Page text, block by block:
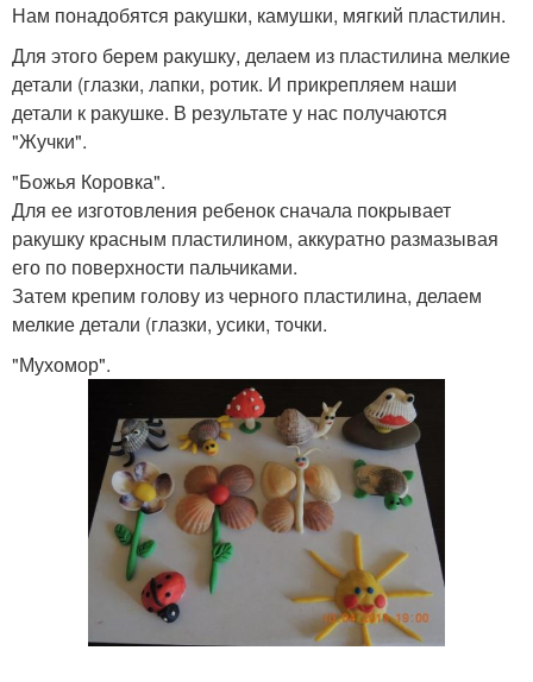
Нам понадобятся ракушки, камушки, мягкий пластилин.
Для этого берем ракушку, делаем из пластилина мелкие
детали (глазки, лапки, ротик. И прикрепляем наши
детали к ракушке. В результате у нас получаются
"Жучки".
"Божья Коровка".
Для ее изготовления ребенок сначала покрывает
ракушку красным пластилином, аккуратно размазывая
его по поверхности пальчиками.
Затем крепим голову из черного пластилина, делаем
мелкие детали (глазки, усики, точки.
"Мухомор".